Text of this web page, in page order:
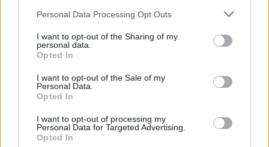
Personal Data Processing Opt Outs
I want to opt-out of the Sharing of my
personal data.
Opted In
I want to opt-out of the Sale of my
Personal Data.
Opted In
I want to opt-out of processing my
Personal Data for Targeted Advertising.
Opted In